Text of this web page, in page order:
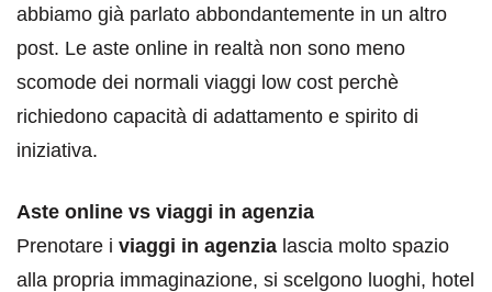
abbiamo già parlato abbondantemente in un altro
post. Le aste online in realtà non sono meno
scomode dei normali viaggi low cost perchè
richiedono capacità di adattamento e spirito di
iniziativa.
Aste online vs viaggi in agenzia
Prenotare i viaggi in agenzia lascia molto spazio
alla propria immaginazione, si scelgono luoghi, hotel